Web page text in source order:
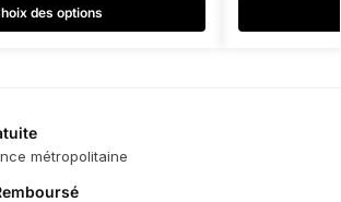
des options
métropolitaine